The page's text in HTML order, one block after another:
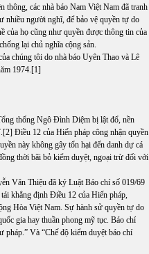
thông, các nhà báo Nam Việt Nam đã tranh
nhiều người nghĩ, để bảo vệ quyền tự do
của họ cũng như quyền được thông tin của
lại chủ nghĩa cộng sản.
chúng tôi do nhà báo Uyên Thao và Lê
1974.[1]
thống Ngô Đình Diệm bị lật đổ, nền
[2] Điều 12 của Hiến pháp công nhận quyền
này không gây tổn hại đến danh dự cá
thời bãi bỏ kiểm duyệt, ngoại trừ đối với
Văn Thiệu đã ký Luật Báo chí số 019/69
khẳng định Điều 12 của Hiến pháp,
Hòa Việt Nam. Sự hành sử quyền tự do
gia hay thuần phong mỹ tục. Báo chí
pháp.” Và “Chế độ kiểm duyệt báo chí